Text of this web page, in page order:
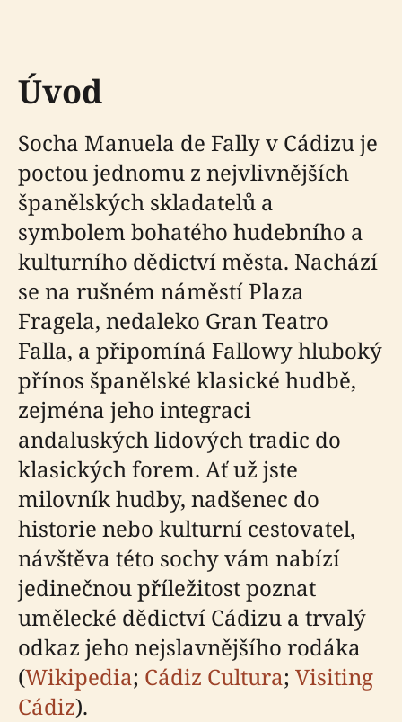
Úvod
Socha Manuela de Fally v Cádizu je
poctou jednomu z nejvlivnějších
španělských skladatelů a
symbolem bohatého hudebního a
kulturního dědictví města. Nachází
se na rušném náměstí Plaza
Fragela, nedaleko Gran Teatro
Falla, a připomíná Fallowy hluboký
přínos španělské klasické hudbě,
zejména jeho integraci
andaluských lidových tradic do
klasických forem. Ať už jste
milovník hudby, nadšenec do
historie nebo kulturní cestovatel,
návštěva této sochy vám nabízí
jedinečnou příležitost poznat
umělecké dědictví Cádizu a trvalý
odkaz jeho nejslavnějšího rodáka
(Wikipedia; Cádiz Cultura; Visiting
Cádiz).